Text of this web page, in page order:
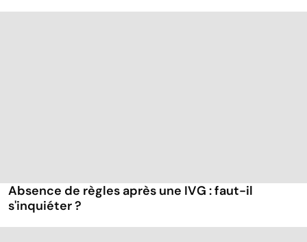
Absence de règles après une IVG : faut-il
s'inquiéter ?